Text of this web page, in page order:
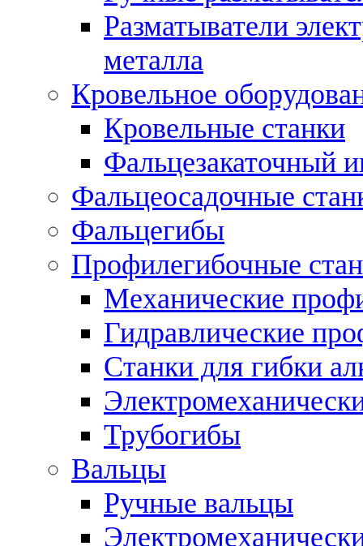
Разматыватели
металла
Кровельное
Кровельные станки
Фальцезакаточный
Фальцеосадочные
Фальцегибы
Профилегибочные
Механические
Гидравлические
Станки для гибки
Трубогибы
Вальцы
Ручные вальцы